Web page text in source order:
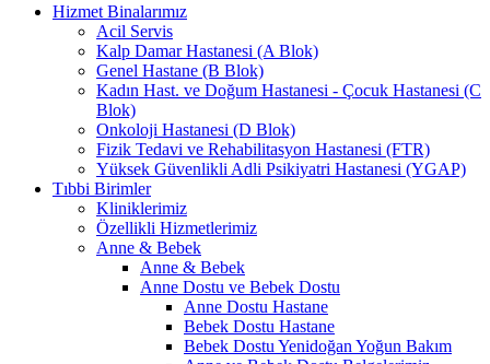
Hizmet Binalarımız
Acil Servis
Kalp Damar Hastanesi (A Blok)
Genel Hastane (B Blok)
Kadın Hast. ve Doğum Hastanesi - Çocuk Hastanesi (C
Blok)
Onkoloji Hastanesi (D Blok)
Fizik Tedavi ve Rehabilitasyon Hastanesi (FTR)
Yüksek Güvenlikli Adli Psikiyatri Hastanesi (YGAP)
Tıbbi Birimler
Kliniklerimiz
Özellikli Hizmetlerimiz
Anne & Bebek
Anne & Bebek
Anne Dostu ve Bebek Dostu
Anne Dostu Hastane
Bebek Dostu Hastane
Bebek Dostu Yenidoğan Yoğun Bakım